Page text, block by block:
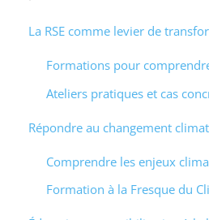
La RSE comme levier de
Formations pour
Ateliers pratiques et cas
Répondre au changement
Comprendre les enjeux
Formation à la Fresque du